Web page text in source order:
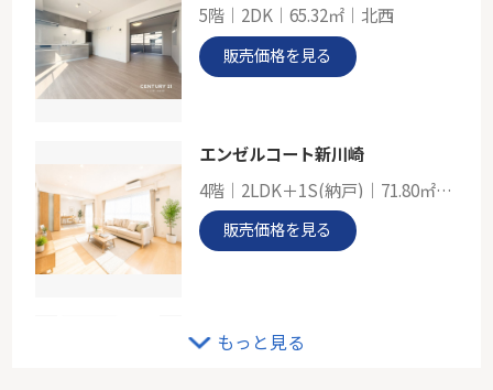
-
91.93㎡
神奈川県川崎市川崎区小田３丁目
5階｜2DK｜65.32㎡｜北西
販売価格を見る
エンゼルコート新川崎
4階｜2LDK＋1S(納戸)｜71.80㎡｜南西
販売価格を見る
もっと見る